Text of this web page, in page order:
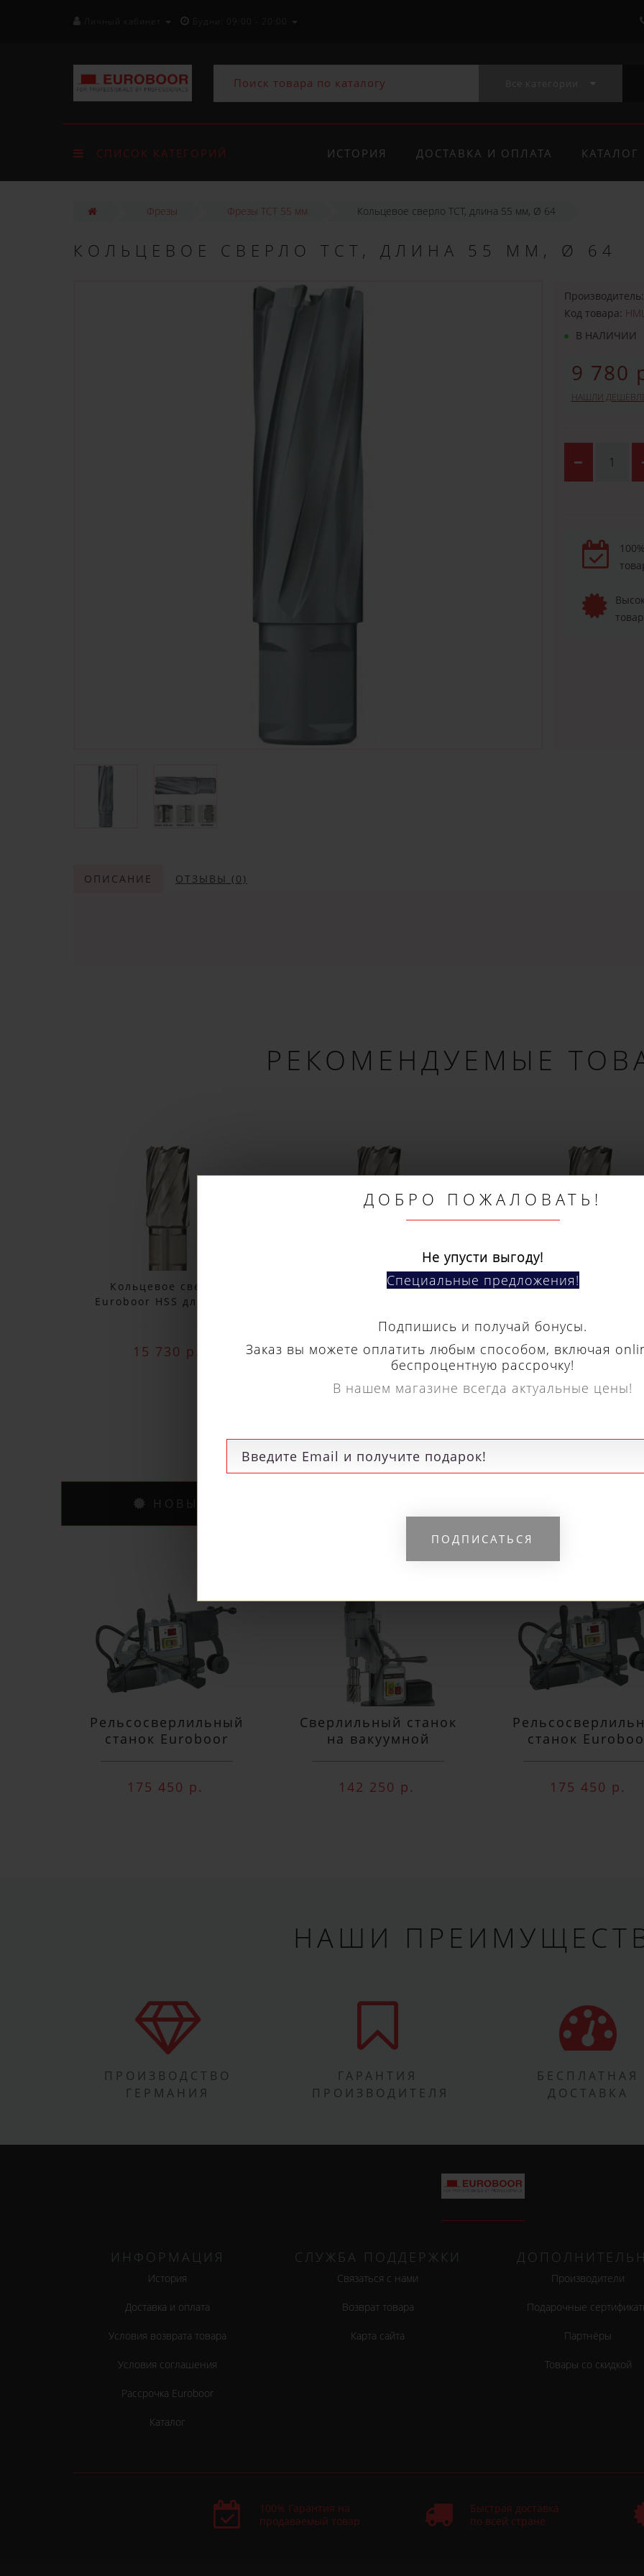
Заказ вы можете оплатить любым способом, включая
беспроцентную рассрочку!
В нашем магазине всегда актуальные цены!
ПОДПИСАТЬСЯ
Личный кабинет Будни: 09:00 - 20:00
СПИСОК КАТЕГОРИЙ ИСТОРИЯ ДОСТАВКА И ОПЛАТА КАТАЛОГ
Фрезы Фрезы ТСТ 55 мм Кольцевое сверло TCT, длина 55 мм, Ø 64
КОЛЬЦЕВОЕ СВЕРЛО TCT, ДЛИНА 55 ММ, Ø 64
Производитель:
Код товара:
В НАЛИЧИИ
9 780
НАШЛИ
ОПИСАНИЕ ОТЗЫВЫ (0)
РЕКОМЕНДУЕМЫЕ
Кольцевое сверло
Euroboor HSS длина 30
15 730 р.
Кольцевое сверло
15 190 р.
Кольцевое сверло
14 730 р.
НОВЫЕ ПОСТУПЛЕНИЯ
Рельсосверлильный
станок Euroboor
175 450 р.
Сверлильный станок
на вакуумной
142 250 р.
станок
175 450 р.
НАШИ
ПРОИЗВОДСТВО
ГЕРМАНИЯ
ГАРАНТИЯ
ПРОИЗВОДИТЕЛЯ
БЕСПЛАТНАЯ
ДОСТАВКА
ИНФОРМАЦИЯ
История
Доставка и оплата
Условия возврата товара
Условия соглашения
Рассрочка Euroboor
Каталог
СЛУЖБА ПОДДЕРЖКИ
Связаться с нами
Возврат товара
Карта сайта
Производители
Подарочные
Партнёры
Товары со скидкой
100% Гарантия на
продаваемый товар
Быстрая доставка
по всей стране